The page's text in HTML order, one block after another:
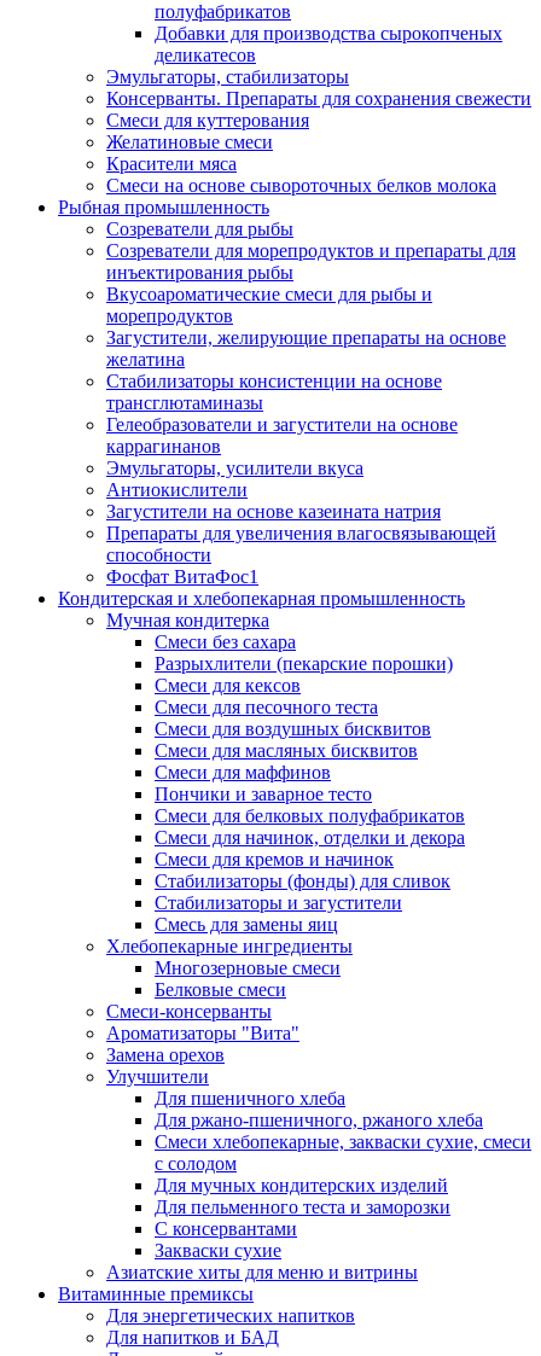
полуфабрикатов
Добавки для производства сырокопченых
деликатесов
Эмульгаторы, стабилизаторы
Консерванты. Препараты для сохранения свежести
Смеси для куттерования
Желатиновые смеси
Красители мяса
Смеси на основе сывороточных белков молока
Рыбная промышленность
Созреватели для рыбы
Созреватели для морепродуктов и препараты для
инъектирования рыбы
Вкусоароматические смеси для рыбы и
морепродуктов
Загустители, желирующие препараты на основе
желатина
Стабилизаторы консистенции на основе
трансглютаминазы
Гелеобразователи и загустители на основе
каррагинанов
Эмульгаторы, усилители вкуса
Антиокислители
Загустители на основе казеината натрия
Препараты для увеличения влагосвязывающей
способности
Фосфат ВитаФос1
Кондитерская и хлебопекарная промышленность
Мучная кондитерка
Смеси без сахара
Разрыхлители (пекарские порошки)
Смеси для кексов
Смеси для песочного теста
Смеси для воздушных бисквитов
Смеси для масляных бисквитов
Смеси для маффинов
Пончики и заварное тесто
Cмеси для белковых полуфабрикатов
Смеси для начинок, отделки и декора
Смеси для кремов и начинок
Стабилизаторы (фонды) для сливок
Стабилизаторы и загустители
Смесь для замены яиц
Хлебопекарные ингредиенты
Многозерновые смеси
Белковые смеси
Смеси-консерванты
Ароматизаторы "Вита"
Замена орехов
Улучшители
Для пшеничного хлеба
Для ржано-пшеничного, ржаного хлеба
Смеси хлебопекарные, закваски сухие, смеси
с солодом
Для мучных кондитерских изделий
Для пельменного теста и заморозки
С консервантами
Закваски сухие
Азиатские хиты для меню и витрины
Витаминные премиксы
Для энергетических напитков
Для напитков и БАД